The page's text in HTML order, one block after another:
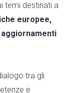
temi destinati a
europee,
tra gli
e